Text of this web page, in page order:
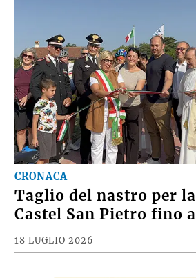
CRONACA
Taglio del nastro per
Castel San Pietro fino
18 LUGLIO 2026